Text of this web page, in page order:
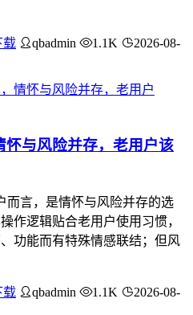
载 qbadmin 1.1K
2026-08-
怀与风险并存，老用户该
而言，是情怀与风险并存的选
作逻辑贴合老用户使用习惯，
功能而有特殊情感联结；但风
载 qbadmin 1.1K
2026-08-